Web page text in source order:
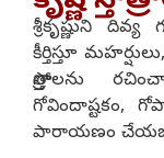
శ్రీకృష్ణుని
కీర్తిస్తూ
స్తోత్రాలను
గోవిందాష్టకం,
పారాయణం